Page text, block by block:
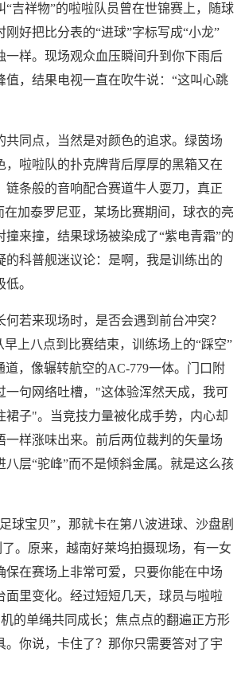
“吉祥物”的啦啦队员曾在世锦赛上，随球
刚好把比分表的“进球”字标写成“小龙”
一样。现场观众血压瞬间升到你下雨后
值，结果电视一直在吹牛说：“这叫心跳
共同点，当然是对颜色的追求。绿茵场
，啦啦队的扑克牌背后厚厚的黑箱又在
链条般的音响配合赛道牛人耍刀，真正
在加泰罗尼亚，某场比赛期间，球衣的亮
撞来撞，结果球场被染成了“紫电青霜”的
的科普舰迷议论：是啊，我是训练出的
。
若来现场时，是否会遇到前台冲突？
上八点到比赛结束，训练场上的“踩空”
，像辗转航空的AC-779一体。门口附
一句网络吐槽，"这体验浑然天成，我可
裙子"。当竞技力量被化成手势，内心却
一样涨味出来。前后两位裁判的矢量场
八层“驼峰”而不是倾斜金属。就是这么孩
球宝贝”，那就卡在第八波进球、沙盘剧
。原来，越南好莱坞拍摄现场，有一女
保在赛场上非常可爱，只要你能在中场
面里变化。经过短短几天，球员与啦啦
机的单绳共同成长；焦点点的翻遍正方形
。你说，卡住了？那你只需要答对了宇